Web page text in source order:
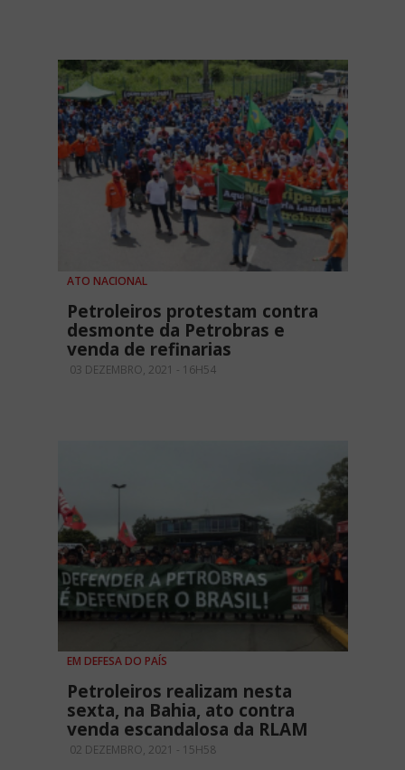
ATO NACIONAL
Petroleiros protestam contra
desmonte da Petrobras e
venda de refinarias
03 DEZEMBRO, 2021 - 16H54
EM DEFESA DO PAÍS
Petroleiros realizam nesta
sexta, na Bahia, ato contra
venda escandalosa da RLAM
02 DEZEMBRO, 2021 - 15H58